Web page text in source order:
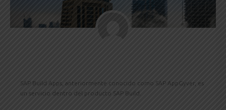
SAP Build Apps, anteriormente conocido como SAP AppGyver, es
un servicio dentro del producto SAP Build.